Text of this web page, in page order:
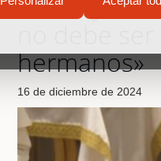
hermanos»
16 de diciembre de 2024